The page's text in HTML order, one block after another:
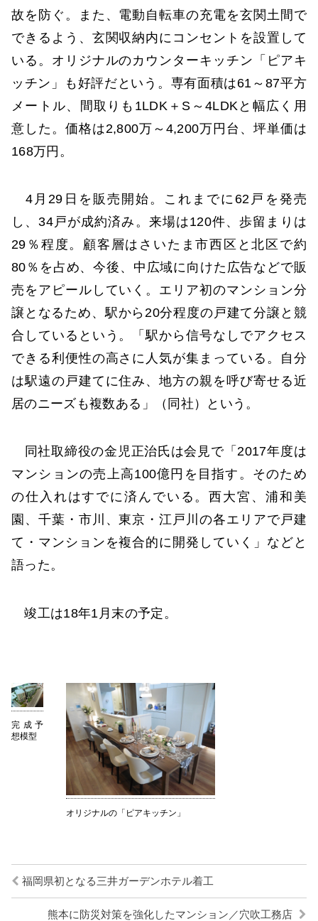
故を防ぐ。また、電動自転車の充電を玄関土間で
できるよう、玄関収納内にコンセントを設置して
いる。オリジナルのカウンターキッチン「ピアキ
ッチン」も好評だという。専有面積は61～87平方
メートル、間取りも1LDK＋S～4LDKと幅広く用
意した。価格は2,800万～4,200万円台、坪単価は
168万円。
4月29日を販売開始。これまでに62戸を発売
し、34戸が成約済み。来場は120件、歩留まりは
29％程度。顧客層はさいたま市西区と北区で約
80％を占め、今後、中広域に向けた広告などで販
売をアピールしていく。エリア初のマンション分
譲となるため、駅から20分程度の戸建て分譲と競
合しているという。「駅から信号なしでアクセス
できる利便性の高さに人気が集まっている。自分
は駅遠の戸建てに住み、地方の親を呼び寄せる近
居のニーズも複数ある」（同社）という。
同社取締役の金児正治氏は会見で「2017年度は
マンションの売上高100億円を目指す。そのため
の仕入れはすでに済んでいる。西大宮、浦和美
園、千葉・市川、東京・江戸川の各エリアで戸建
て・マンションを複合的に開発していく」などと
語った。
竣工は18年1月末の予定。
完成予
想模型
オリジナルの「ピアキッチン」
福岡県初となる三井ガーデンホテル着工
熊本に防災対策を強化したマンション／穴吹工務店